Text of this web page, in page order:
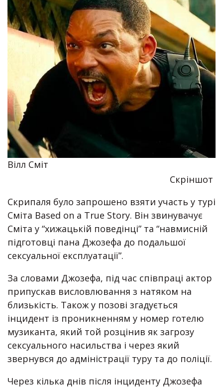
Вілл Сміт
Скріншот
Скрипаля було запрошено взяти участь у турі
Сміта Based on a True Story. Він звинувачує
Сміта у “хижацькій поведінці” та “навмисній
підготовці пана Джозефа до подальшої
сексуальної експлуатації”.
За словами Джозефа, під час співпраці актор
припускав висловлювання з натяком на
близькість. Також у позові згадується
інцидент із проникненням у номер готелю
музиканта, який той розцінив як загрозу
сексуального насильства і через який
звернувся до адміністрації туру та до поліції.
Через кілька днів після інциденту Джозефа